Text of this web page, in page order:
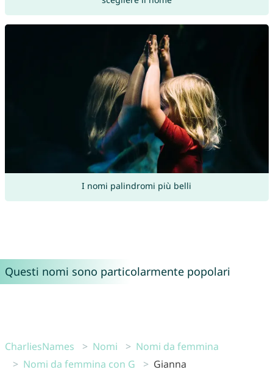
I nomi palindromi più belli
Questi nomi sono particolarmente popolari
CharliesNames Nomi
Nomi da femmina
Nomi da femmina con G
Gianna